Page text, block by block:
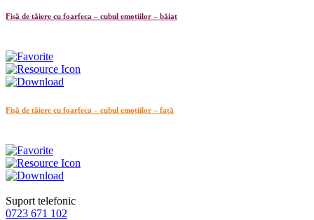
Fișă de tăiere cu foarfeca – cubul emoțiilor – băiat
Fișă de tăiere cu foarfeca – cubul emoțiilor – fată
Suport telefonic
0723 671 102